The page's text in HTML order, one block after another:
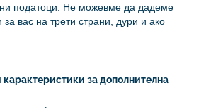
податоци. Не можевме да дадеме
за вас на трети страни, дури и ако
за дополнителна